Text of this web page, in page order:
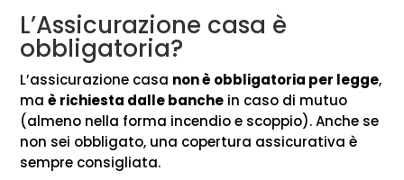
L’Assicurazione casa è
obbligatoria?
L’assicurazione casa non è obbligatoria per legge,
maè richiesta dalle banche in caso di mutuo
(almeno nella forma incendio e scoppio). Anche se
non sei obbligato, una copertura assicurativa è
sempre consigliata.